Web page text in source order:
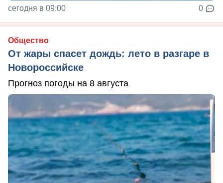
сегодня в 09:00 0
Общество
От жары спасет дождь: лето в разгаре в
Новороссийске
Прогноз погоды на 8 августа